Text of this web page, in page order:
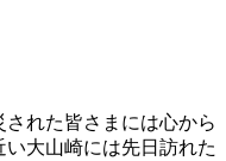
れた皆さまには心から
大山崎には先日訪れた